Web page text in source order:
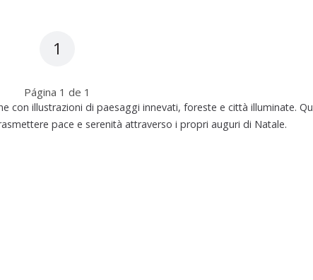
1
Página 1 de 1
con illustrazioni di paesaggi innevati, foreste e città illuminate.
pace e serenità attraverso i propri auguri di Natale.